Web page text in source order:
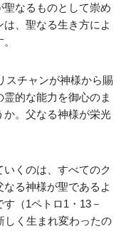
なるものとして崇め
、聖なる生き方によ
スチャンが神様から賜
的な能力を御心のま
か。父なる神様が栄光
くのは、すべてのク
る神様が聖であるよ
（1ペトロ1・13－
しく生まれ変わったの